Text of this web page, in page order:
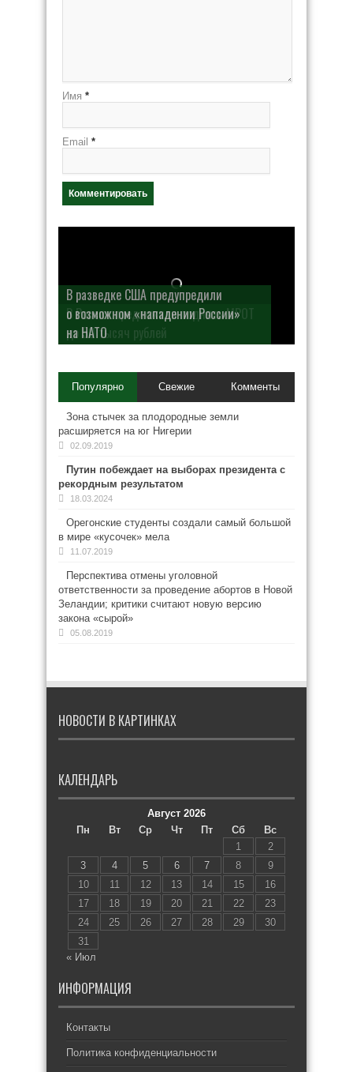
Имя *
Email *
В разведке США предупредили
о возможном «нападении России»
на НАТО
Популярно Свежие Комменты
Зона стычек за плодородные земли
расширяется на юг Нигерии
02.09.2019
Путин побеждает на выборах президента с
рекордным результатом
18.03.2024
Орегонские студенты создали самый большой
в мире «кусочек» мела
11.07.2019
Перспектива отмены уголовной
ответственности за проведение абортов в Новой
Зеландии; критики считают новую версию
закона «сырой»
05.08.2019
НОВОСТИ В КАРТИНКАХ
КАЛЕНДАРЬ
Август 2026
Пн
Вт Ср Чт Пт Сб
Вс
1
2
3
4 5 6 7 8
9
10
11 12 13 14 15
16
17
18 19 20 21 22
23
24
25 26 27 28 29
30
31
« Июл
ИНФОРМАЦИЯ
Контакты
Политика конфиденциальности